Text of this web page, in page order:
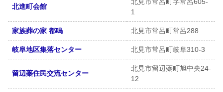
北進町会館
1
家族葬の家 都鳴 北見市常呂町常呂288
岐阜地区集落センター 北見市常呂町岐阜310-3
留辺蘂住民交流センター
北見市留辺蘂町旭中央24-
12